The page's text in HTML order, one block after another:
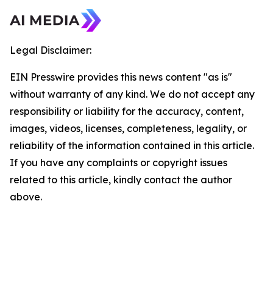
Legal Disclaimer:
EIN Presswire provides this news content "as is"
without warranty of any kind. We do not accept any
responsibility or liability for the accuracy, content,
images, videos, licenses, completeness, legality, or
reliability of the information contained in this article.
If you have any complaints or copyright issues
related to this article, kindly contact the author
above.